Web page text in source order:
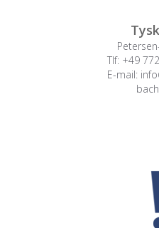
Tlf: +49
E-mail: